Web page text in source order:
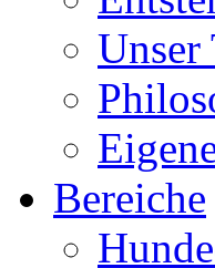
Unser
Bereiche